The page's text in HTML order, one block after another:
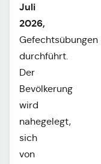
Juli
2026,
Gefechtsübungen
durchführt.
Der
Bevölkerung
wird
nahegelegt,
sich
von